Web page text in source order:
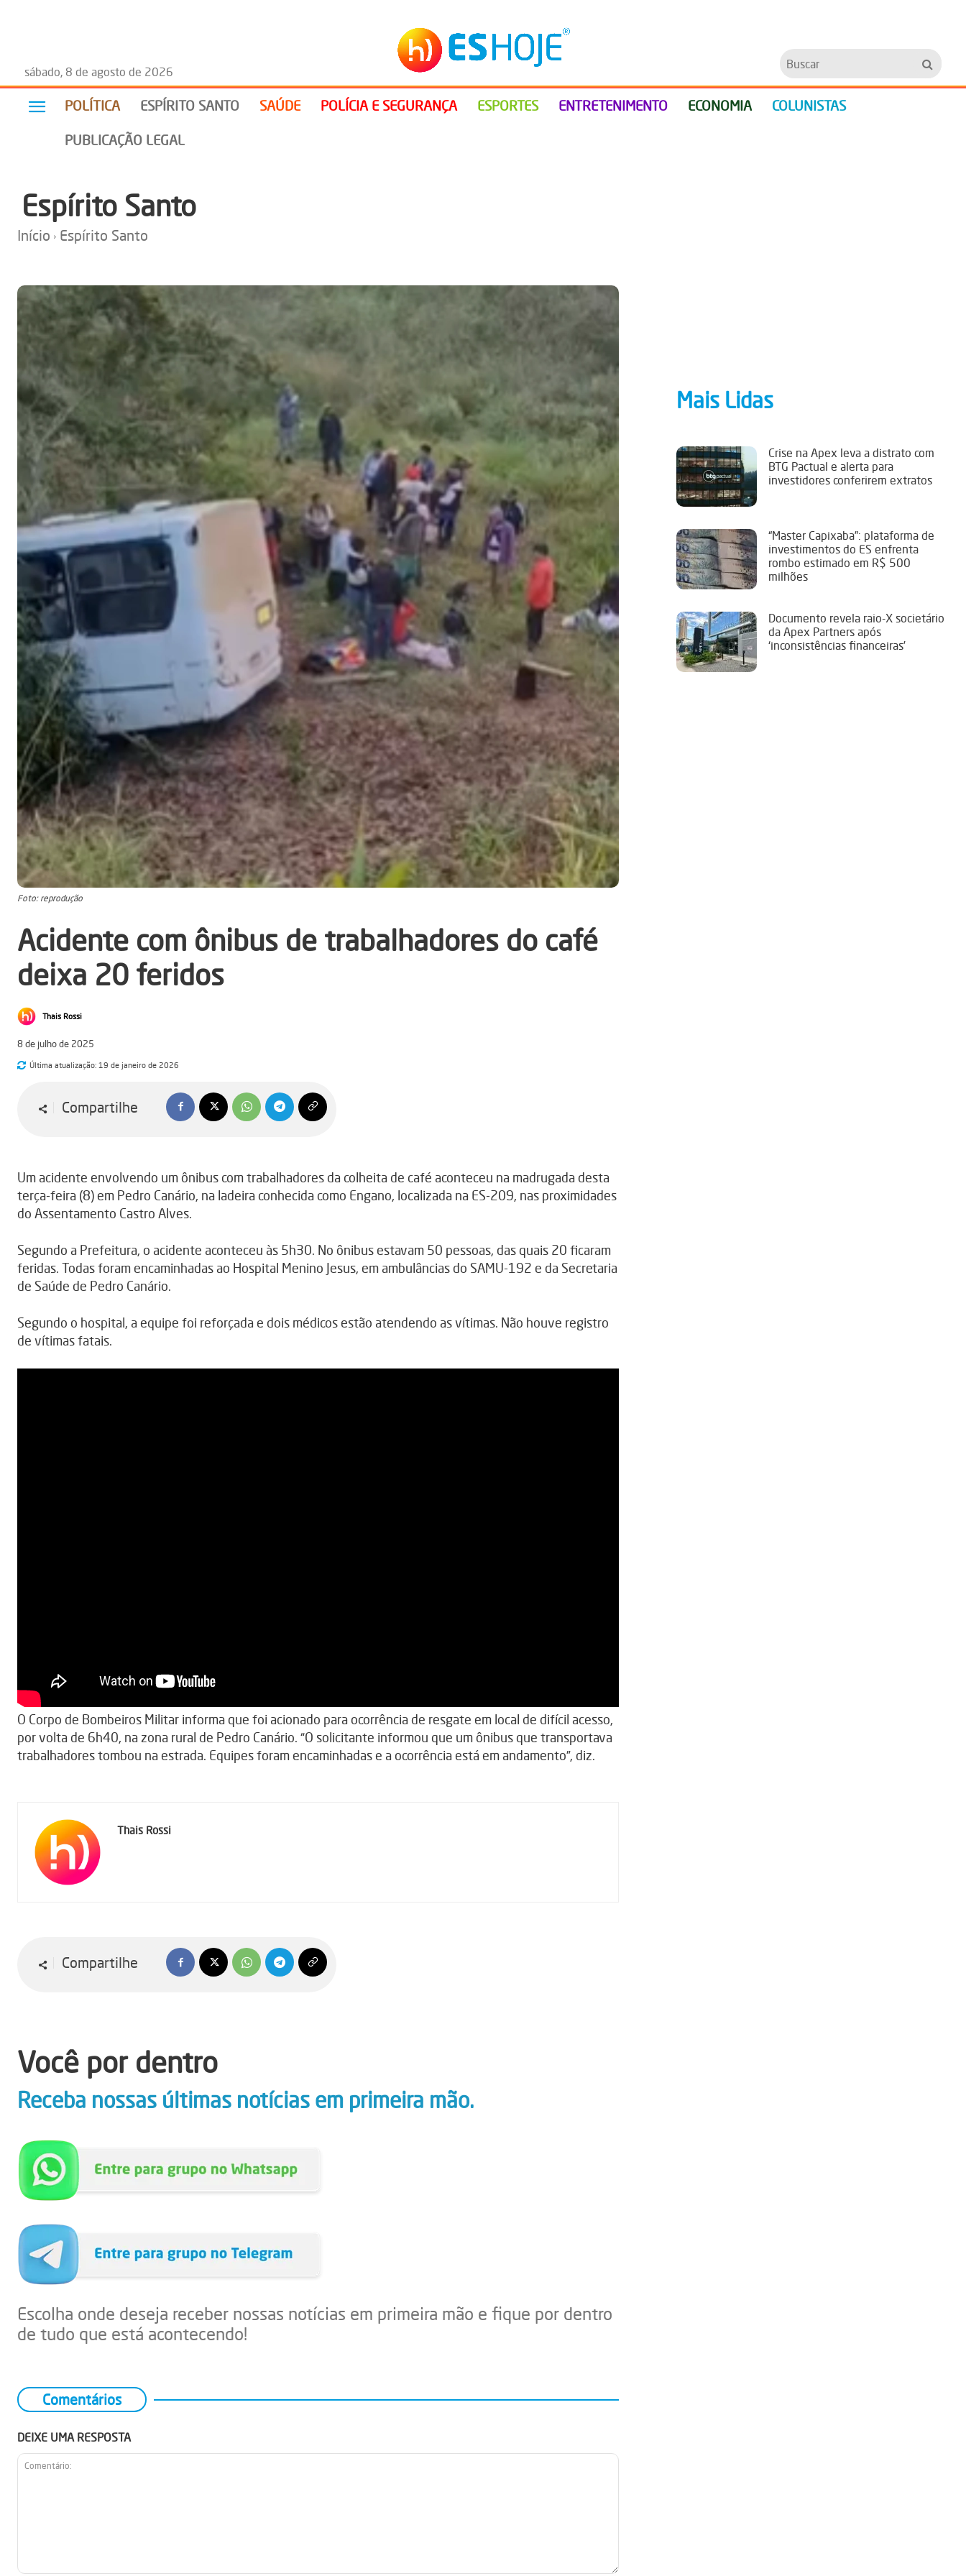
sábado, 8 de agosto de 2026
Buscar
POLÍTICA ESPÍRITO SANTO SAÚDE POLÍCIA E SEGURANÇA ESPORTES ENTRETENIMENTO ECONOMIA COLUNISTAS
PUBLICAÇÃO LEGAL
Espírito Santo
Início Espírito Santo
Foto: reprodução
Acidente com ônibus de trabalhadores do café
deixa 20 feridos
Thais Rossi
8 de julho de 2025
Última atualização: 19 de janeiro de 2026
Compartilhe
Um acidente envolvendo um ônibus com trabalhadores da colheita de café aconteceu na madrugada desta
terça-feira (8) em Pedro Canário, na ladeira conhecida como Engano, localizada na ES-209, nas proximidades
do Assentamento Castro Alves.
Segundo a Prefeitura, o acidente aconteceu às 5h30. No ônibus estavam 50 pessoas, das quais 20 ficaram
feridas. Todas foram encaminhadas ao Hospital Menino Jesus, em ambulâncias do SAMU-192 e da Secretaria
de Saúde de Pedro Canário.
Segundo o hospital, a equipe foi reforçada e dois médicos estão atendendo as vítimas. Não houve registro
de vítimas fatais.
O Corpo de Bombeiros Militar informa que foi acionado para ocorrência de resgate em local de difícil acesso,
por volta de 6h40, na zona rural de Pedro Canário. “O solicitante informou que um ônibus que transportava
trabalhadores tombou na estrada. Equipes foram encaminhadas e a ocorrência está em andamento”, diz.
Thais Rossi
Compartilhe
Você por dentro
Receba nossas últimas notícias em primeira mão.
Escolha onde deseja receber nossas notícias em primeira mão e fique por dentro
de tudo que está acontecendo!
Comentários
DEIXE UMA RESPOSTA
Mais Lidas
Crise na Apex leva a distrato com
BTG Pactual e alerta para
investidores conferirem extratos
“Master Capixaba”: plataforma de
investimentos do ES enfrenta
rombo estimado em R$ 500
milhões
Documento revela raio-X societário
da Apex Partners após
‘inconsistências financeiras’